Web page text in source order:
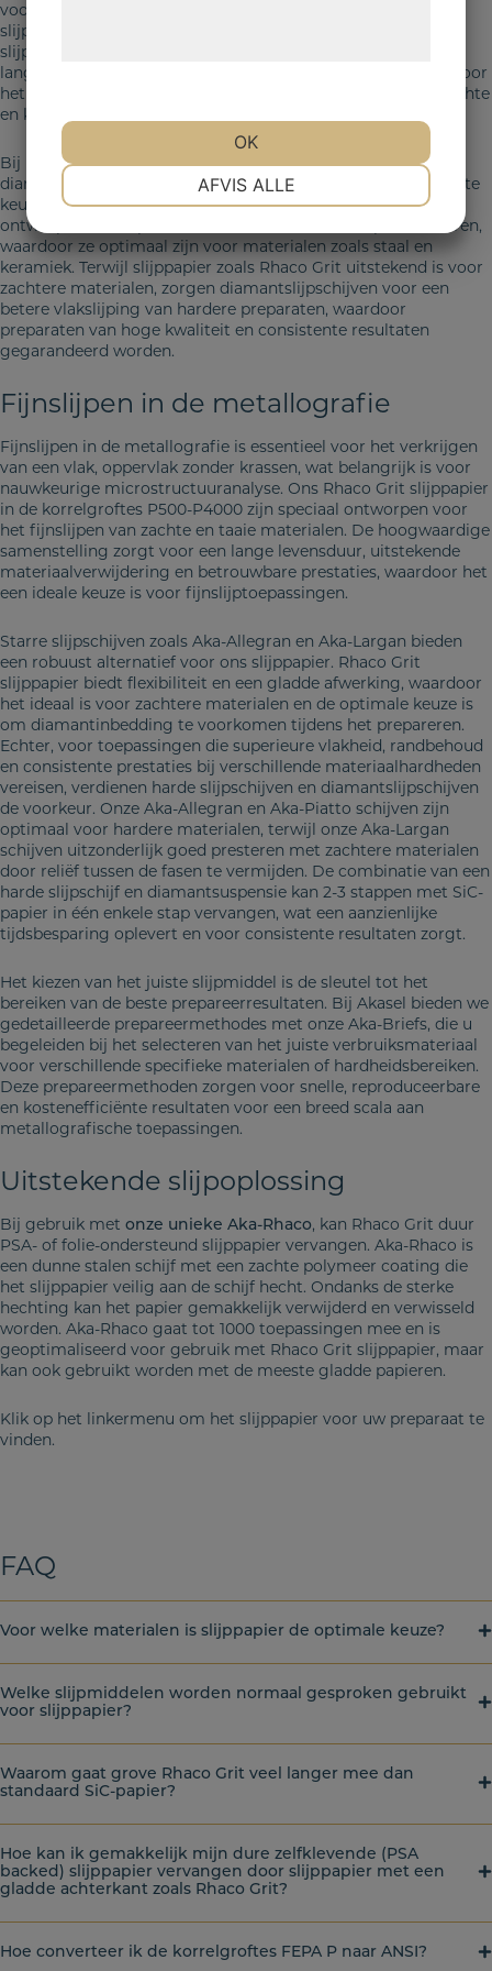
voor de volgende fijnslijp- en polijststappen. Rhaco Grit
slijppapier in de korrelgrootte P80-P320 is ideaal voor vlak
slijpen. De samenstelling
lange levensduur en efficiënte materiaalverwijdering, waardoor
het geschikt is voor verschillende materialen, waaronder zachte
en kneedbare metalen.
Bij het werken met hardere materialen zijn onze
diamantslijpschijven, zoals Aka-Piatto en Aka-Piatto+, de beste
keuze in vergelijking met slijppapier. Deze schijven zijn
ontworpen om superieure vlakheid en randscherpte te leveren,
waardoor ze optimaal zijn voor materialen zoals staal en
keramiek. Terwijl slijppapier zoals Rhaco Grit uitstekend is voor
zachtere materialen, zorgen diamantslijpschijven voor een
betere vlakslijping van hardere preparaten, waardoor
preparaten van hoge kwaliteit en consistente resultaten
gegarandeerd worden.
Fijnslijpen in de metallografie
Fijnslijpen in de metallografie is essentieel voor het verkrijgen
van een vlak, oppervlak zonder krassen, wat belangrijk is voor
nauwkeurige microstructuuranalyse. Ons Rhaco Grit slijppapier
in de korrelgroftes P500-P4000 zijn speciaal ontworpen voor
het fijnslijpen van zachte en taaie materialen. De hoogwaardige
samenstelling zorgt voor een lange levensduur, uitstekende
materiaalverwijdering en betrouwbare prestaties, waardoor het
een ideale keuze is voor fijnslijptoepassingen.
Starre slijpschijven zoals Aka-Allegran en Aka-Largan bieden
een robuust alternatief voor ons slijppapier. Rhaco Grit
slijppapier biedt flexibiliteit en een gladde afwerking, waardoor
het ideaal is voor zachtere materialen en de optimale keuze is
om diamantinbedding te voorkomen tijdens het prepareren.
Echter, voor toepassingen die superieure vlakheid, randbehoud
en consistente prestaties bij verschillende materiaalhardheden
vereisen, verdienen harde slijpschijven en diamantslijpschijven
de voorkeur. Onze Aka-Allegran en Aka-Piatto schijven zijn
optimaal voor hardere materialen, terwijl onze Aka-Largan
schijven uitzonderlijk goed presteren met zachtere materialen
door reliëf tussen de fasen te vermijden. De combinatie van een
harde slijpschijf en diamantsuspensie kan 2-3 stappen met SiC-
papier in één enkele stap vervangen, wat een aanzienlijke
tijdsbesparing oplevert en voor consistente resultaten zorgt.
Het kiezen van het juiste slijpmiddel is de sleutel tot het
bereiken van de beste prepareerresultaten. Bij Akasel bieden we
gedetailleerde prepareermethodes met onze Aka-Briefs, die u
begeleiden bij het selecteren van het juiste verbruiksmateriaal
voor verschillende specifieke materialen of hardheidsbereiken.
Deze prepareermethoden zorgen voor snelle, reproduceerbare
en kostenefficiënte resultaten voor een breed scala aan
metallografische toepassingen.
Uitstekende slijpoplossing
Bij gebruik met onze unieke Aka-Rhaco, kan Rhaco Grit duur
PSA- of folie-ondersteund slijppapier vervangen. Aka-Rhaco is
een dunne stalen schijf met een zachte polymeer coating die
het slijppapier veilig aan de schijf hecht. Ondanks de sterke
hechting kan het papier gemakkelijk verwijderd en verwisseld
worden. Aka-Rhaco gaat tot 1000 toepassingen mee en is
geoptimaliseerd voor gebruik met Rhaco Grit slijppapier, maar
kan ook gebruikt worden met de meeste gladde papieren.
Klik op het linkermenu om het slijppapier voor uw preparaat te
vinden.
FAQ
Voor welke materialen is slijppapier de optimale keuze?
Welke slijpmiddelen worden normaal gesproken gebruikt
voor slijppapier?
Waarom gaat grove Rhaco Grit veel langer mee dan
standaard SiC-papier?
Hoe kan ik gemakkelijk mijn dure zelfklevende (PSA
backed) slijppapier vervangen door slijppapier met een
gladde achterkant zoals Rhaco Grit?
Hoe converteer ik de korrelgroftes FEPA P naar ANSI?
MARKETING STATISTIK
AFVIS ALLE
OK